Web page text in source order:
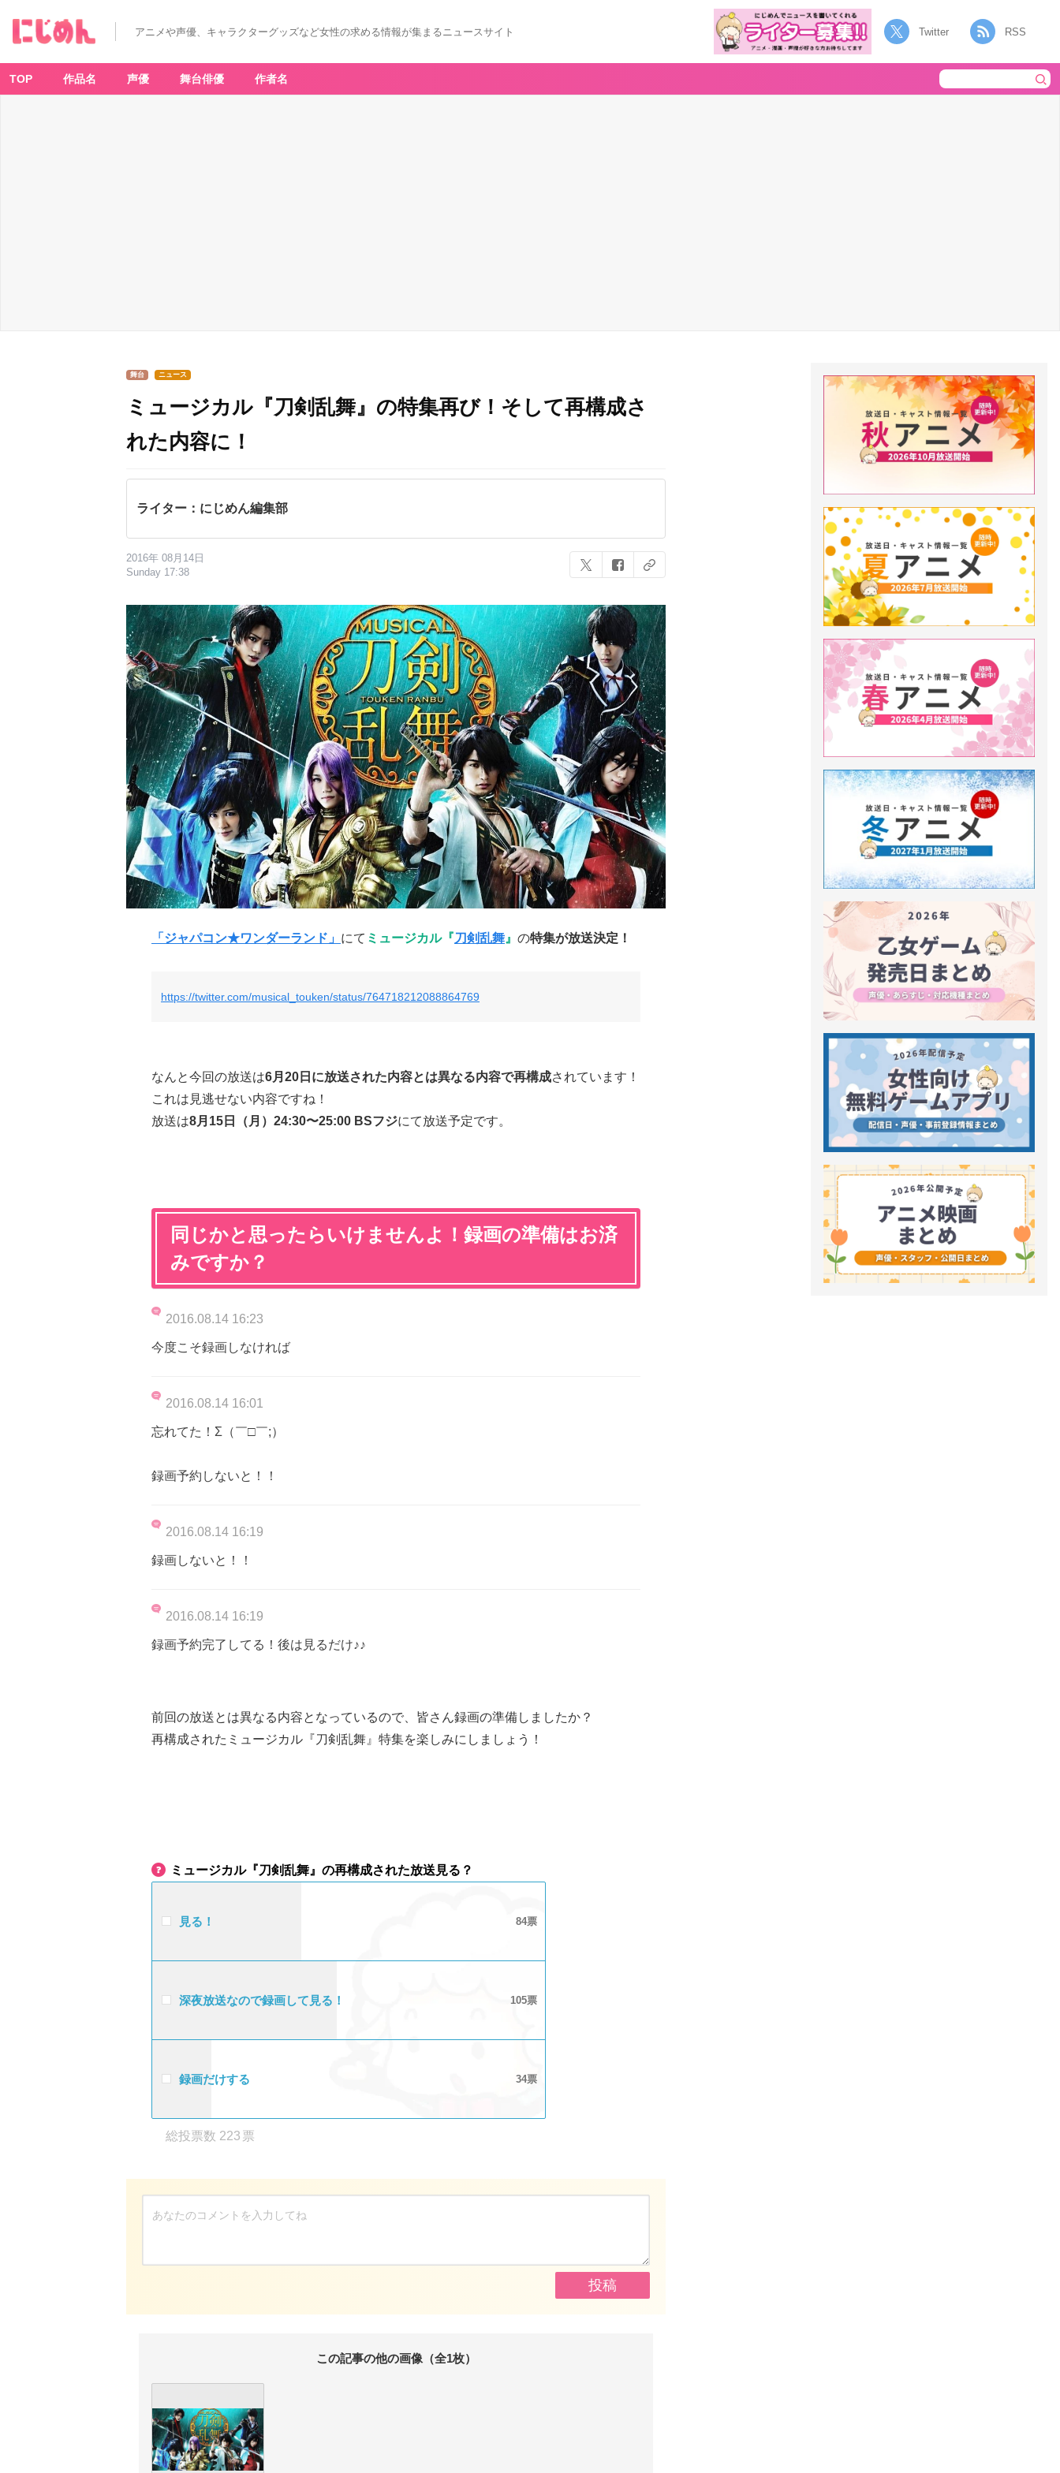
アニメや声優、キャラクターグッズなど女性の求める情報が集まるニュースサイト Twitter RSS
TOP 作品名 声優 舞台俳優 作者名
舞台 ニュース
ミュージカル『刀剣乱舞』の特集再び！そして再構成さ
れた内容に！
ライター：にじめん編集部
2016年 08月14日
Sunday 17:38
「ジャパコン★ワンダーランド」 にて ミュージカル『刀剣乱舞 』 の特集が放送決定！
https://twitter.com/musical_touken/status/764718212088864769
なんと今回の放送は6月20日に放送された内容とは異なる内容で再構成されています！
これは見逃せない内容ですね！
放送は8月15日（月）24:30〜25:00 BSフジにて放送予定です。
同じかと思ったらいけませんよ！録画の準備はお済
みですか？
2016.08.14 16:23
今度こそ録画しなければ
2016.08.14 16:01
忘れてた！Σ（￣□￣;）
録画予約しないと！！
2016.08.14 16:19
録画しないと！！
2016.08.14 16:19
録画予約完了してる！後は見るだけ♪♪
前回の放送とは異なる内容となっているので、皆さん録画の準備しましたか？
再構成されたミュージカル『刀剣乱舞』特集を楽しみにしましょう！
ミュージカル『刀剣乱舞』の再構成された放送見る？
見る！ 84
深夜放送なので録画して見る！ 105
録画だけする 34
223
この記事の他の画像（全1枚）